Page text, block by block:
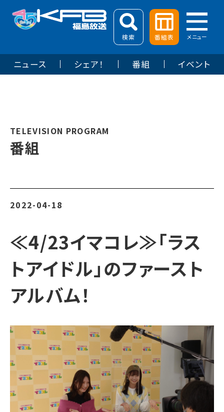
検索 番組表 メニュー
ニュース シェア！ 番組 イベント
TELEVISION PROGRAM
番組
2022-04-18
≪4/23イマコレ≫「ラス
トアイドル」のファースト
アルバム！